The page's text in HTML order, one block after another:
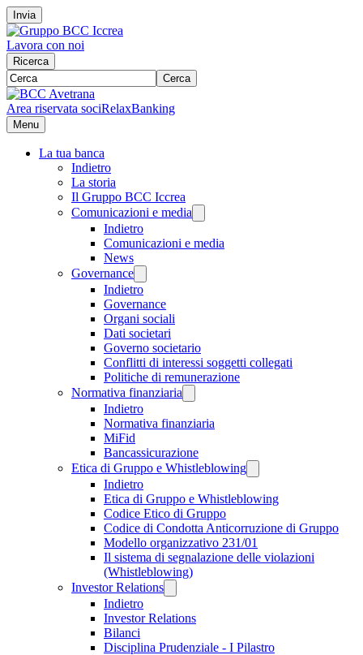
Invia
Lavora con noi
Ricerca
Cerca
Area riservata sociRelaxBanking
Menu
La tua banca
Indietro
La storia
Il Gruppo BCC Iccrea
Comunicazioni e media
Indietro
Comunicazioni e media
News
Governance
Indietro
Governance
Organi sociali
Dati societari
Governo societario
Conflitti di interessi soggetti collegati
Politiche di remunerazione
Normativa finanziaria
Indietro
Normativa finanziaria
MiFid
Bancassicurazione
Etica di Gruppo e Whistleblowing
Indietro
Etica di Gruppo e Whistleblowing
Codice Etico di Gruppo
Codice di Condotta Anticorruzione di Gruppo
Modello organizzativo 231/01
Il sistema di segnalazione delle violazioni
(Whistleblowing)
Investor Relations
Indietro
Investor Relations
Bilanci
Disciplina Prudenziale - I Pilastro